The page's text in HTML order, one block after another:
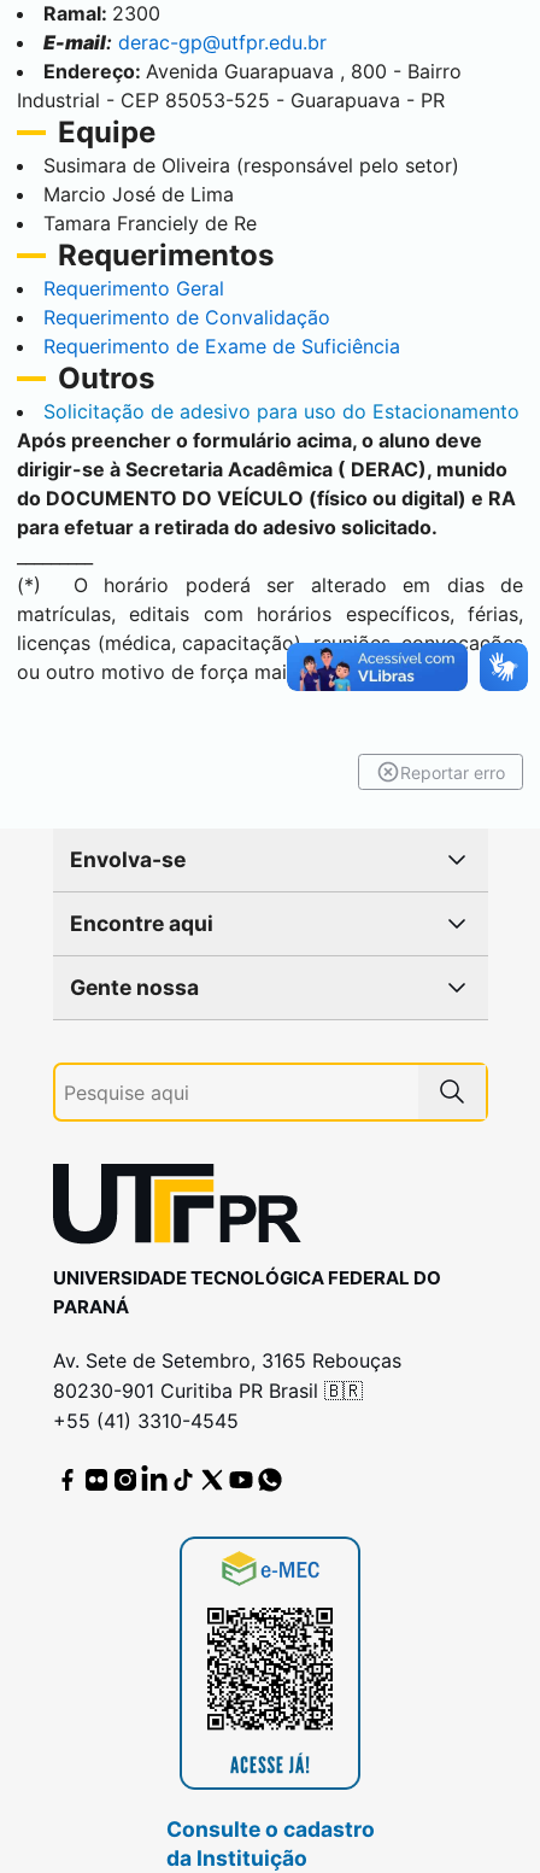
Ramal: 2300
E-mail: derac-gp@utfpr.edu.br
Endereço: Avenida Guarapuava , 800 - Bairro
Industrial - CEP 85053-525 - Guarapuava - PR
Equipe
Susimara de Oliveira (responsável pelo setor)
Marcio José de Lima
Tamara Franciely de Re
Requerimentos
Requerimento Geral
Requerimento de Convalidação
Requerimento de Exame de Suficiência
Outros
Solicitação de adesivo para uso do Estacionamento
Após preencher o formulário acima, o aluno deve
dirigir-se à Secretaria Acadêmica ( DERAC), munido
do DOCUMENTO DO VEÍCULO (físico ou digital) e RA
para efetuar a retirada do adesivo solicitado.
(*) O horário poderá ser alterado em dias de
matrículas, editais com horários específicos, férias,
licenças (médica, capacitação), reuniões, convocações
ou outro motivo de força maior.
Reportar erro
Envolva-se
Encontre aqui
Gente nossa
UNIVERSIDADE TECNOLÓGICA FEDERAL DO
PARANÁ
Av. Sete de Setembro, 3165 Rebouças
80230-901 Curitiba PR Brasil 🇧🇷
+55 (41) 3310-4545
Consulte o cadastro
da Instituição